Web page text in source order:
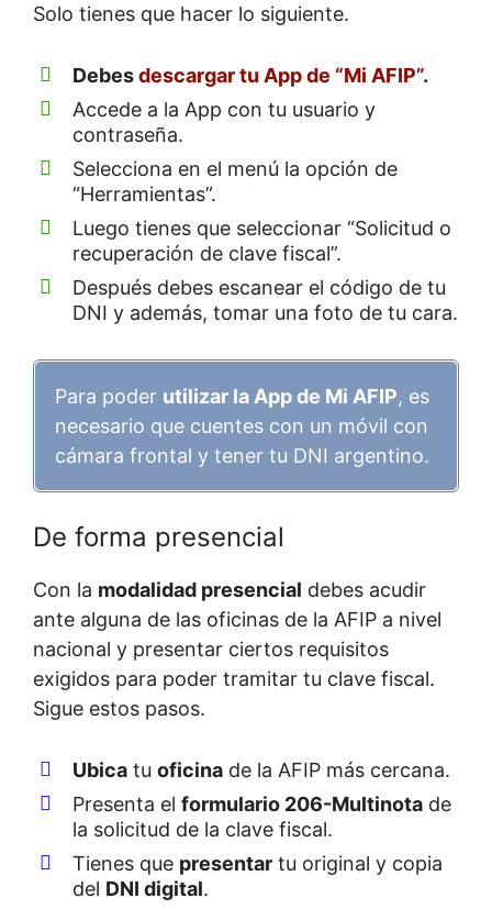
Solo tienes que hacer lo siguiente.
Debesdescargar tu App de “Mi AFIP”.
Accede a la App con tu usuario y
contraseña.
Selecciona en el menú la opción de
“Herramientas”.
Luego tienes que seleccionar “Solicitud o
recuperación de clave fiscal”.
Después debes escanear el código de tu
DNI y además, tomar una foto de tu cara.
Para poder utilizar la App de Mi AFIP, es
necesario que cuentes con un móvil con
cámara frontal y tener tu DNI argentino.
De forma presencial
Con la modalidad presencial debes acudir
ante alguna de las oficinas de la AFIP a nivel
nacional y presentar ciertos requisitos
exigidos para poder tramitar tu clave fiscal.
Sigue estos pasos.
Ubica tu oficina de la AFIP más cercana.
Presenta el formulario 206-Multinota de
la solicitud de la clave fiscal.
Tienes que presentar tu original y copia
del DNI digital.